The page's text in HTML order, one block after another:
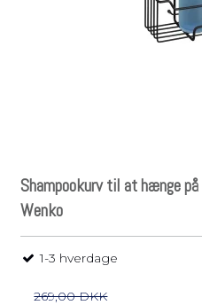
Shampookurv til at hænge
Wenko
1-3 hverdage
269,00 DKK